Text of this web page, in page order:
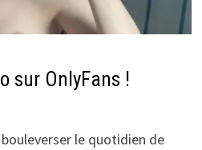
sur OnlyFans !
le quotidien de